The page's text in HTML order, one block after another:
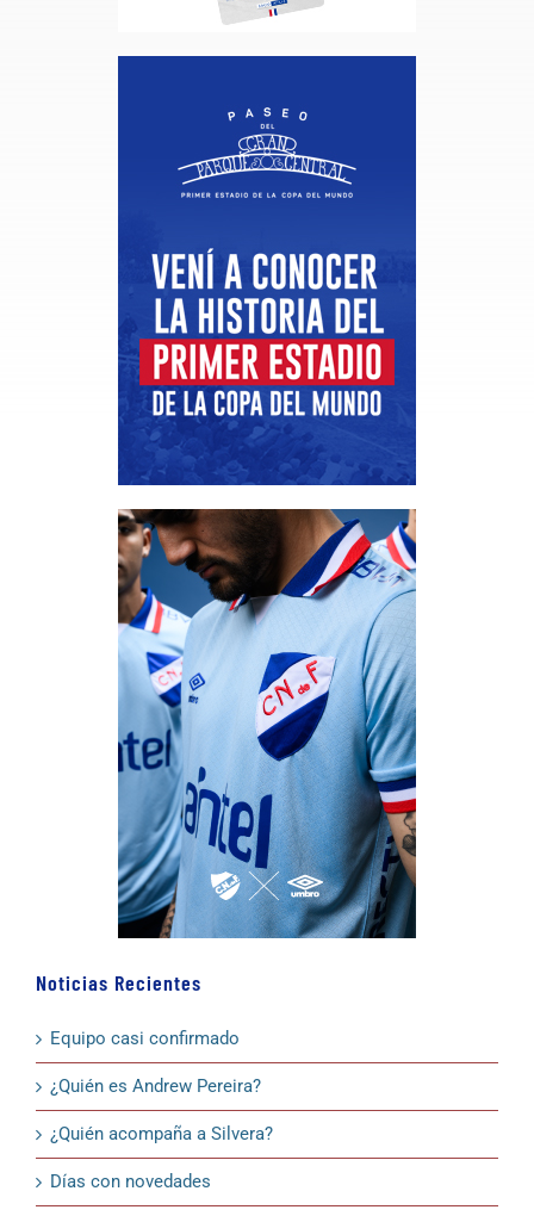
Noticias Recientes
Equipo casi confirmado
¿Quién es Andrew Pereira?
¿Quién acompaña a Silvera?
Días con novedades